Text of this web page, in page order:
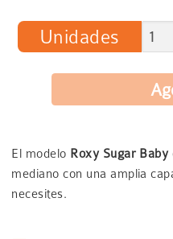
Unidades
El modelo Roxy Sugar Baby
mediano con una amplia
necesites.